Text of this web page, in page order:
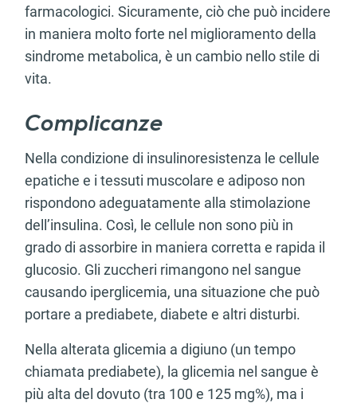
farmacologici. Sicuramente, ciò che può incidere
in maniera molto forte nel miglioramento della
sindrome metabolica, è un cambio nello stile di
vita.
Complicanze
Nella condizione di insulinoresistenza le cellule
epatiche e i tessuti muscolare e adiposo non
rispondono adeguatamente alla stimolazione
dell’insulina. Così, le cellule non sono più in
grado di assorbire in maniera corretta e rapida il
glucosio. Gli zuccheri rimangono nel sangue
causando iperglicemia, una situazione che può
portare a prediabete, diabete e altri disturbi.
Nella alterata glicemia a digiuno (un tempo
chiamata prediabete), la glicemia nel sangue è
più alta del dovuto (tra 100 e 125 mg%), ma i